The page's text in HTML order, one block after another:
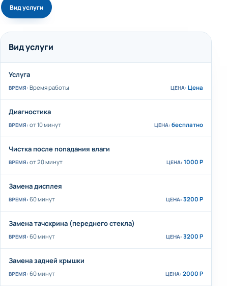
Вид услуги
Вид услуги
Услуга
Время работы Цена
Диагностика
от 10 минут бесплатно
Чистка после попадания влаги
от 20 минут 1000 Р
Замена дисплея
60 минут 3200 Р
Замена тачскрина (переднего стекла)
60 минут 3200 Р
Замена задней крышки
60 минут 2000 Р